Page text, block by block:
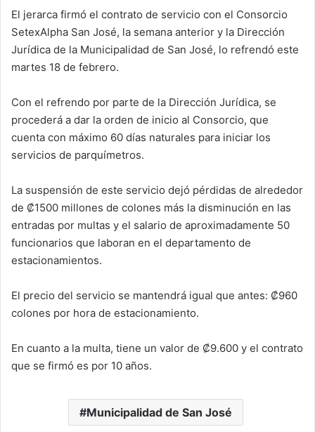
El jerarca firmó el contrato de servicio con el Consorcio
SetexAlpha San José, la semana anterior y la Dirección
Jurídica de la Municipalidad de San José, lo refrendó este
martes 18 de febrero.
Con el refrendo por parte de la Dirección Jurídica, se
procederá a dar la orden de inicio al Consorcio, que
cuenta con máximo 60 días naturales para iniciar los
servicios de parquímetros.
La suspensión de este servicio dejó pérdidas de alrededor
de ₡1500 millones de colones más la disminución en las
entradas por multas y el salario de aproximadamente 50
funcionarios que laboran en el departamento de
estacionamientos.
El precio del servicio se mantendrá igual que antes: ₡960
colones por hora de estacionamiento.
En cuanto a la multa, tiene un valor de ₡9.600 y el contrato
que se firmó es por 10 años.
Municipalidad de San José